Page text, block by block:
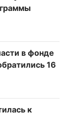
в фонде
16
к